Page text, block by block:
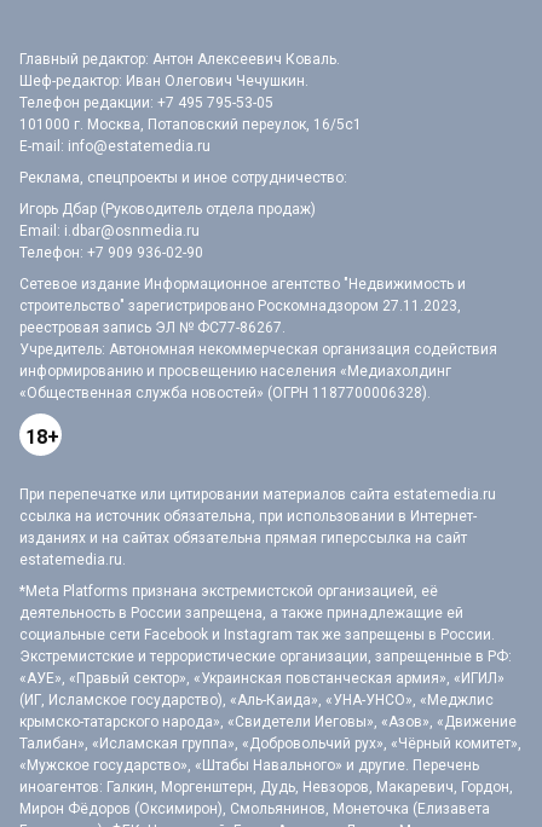
Главный редактор: Антон Алексеевич Коваль.
Шеф-редактор: Иван Олегович Чечушкин.
Телефон редакции: +7 495 795-53-05
101000 г. Москва, Потаповский переулок, 16/5с1
E-mail: info@estatemedia.ru
Реклама, спецпроекты и иное сотрудничество:
Игорь Дбар (Руководитель отдела продаж)
Email: i.dbar@osnmedia.ru
Телефон: +7 909 936-02-90
Сетевое издание Информационное агентство "Недвижимость и
строительство" зарегистрировано Роскомнадзором 27.11.2023,
реестровая запись ЭЛ № ФС77-86267.
Учредитель: Автономная некоммерческая организация содействия
информированию и просвещению населения «Медиахолдинг
«Общественная служба новостей» (ОГРН 1187700006328).
18+
При перепечатке или цитировании материалов сайта estatemedia.ru
ссылка на источник обязательна, при использовании в Интернет-
изданиях и на сайтах обязательна прямая гиперссылка на сайт
estatemedia.ru.
*Meta Platforms признана экстремистской организацией, её
деятельность в России запрещена, а также принадлежащие ей
социальные сети Facebook и Instagram так же запрещены в России.
Экстремистские и террористические организации, запрещенные в РФ:
«АУЕ», «Правый сектор», «Украинская повстанческая армия», «ИГИЛ»
(ИГ, Исламское государство), «Аль-Каида», «УНА-УНСО», «Меджлис
крымско-татарского народа», «Свидетели Иеговы», «Азов», «Движение
Талибан», «Исламская группа», «Добровольчий рух», «Чёрный комитет»,
«Мужское государство», «Штабы Навального» и другие. Перечень
иноагентов: Галкин, Моргенштерн, Дудь, Невзоров, Макаревич, Гордон,
Мирон Фёдоров (Оксимирон), Смольянинов, Монеточка (Елизавета